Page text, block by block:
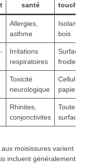
santé
touchées
Allergies,
asthme
Isolants,
bois
Irritations
respiratoires
Surfaces
froides
Toxicité
neurologique
Cellulose,
papier
Rhinites,
conjonctivites
Toutes
surfaces
moisissures varient
incluent généralement